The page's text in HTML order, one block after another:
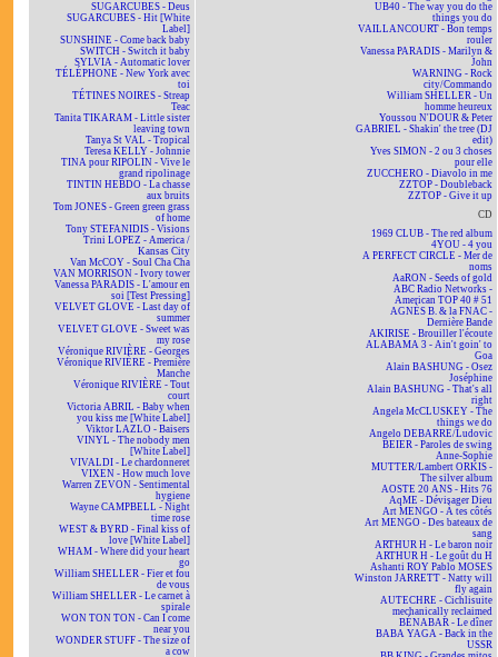
SUGARCUBES - Deus
SUGARCUBES - Hit [White
Label]
SUNSHINE - Come back baby
SWITCH - Switch it baby
SYLVIA - Automatic lover
TÉLÉPHONE - New York avec
toi
TÉTINES NOIRES - Streap
Teac
Tanita TIKARAM - Little sister
leaving town
Tanya St VAL - Tropical
Teresa KELLY - Johnnie
TINA pour RIPOLIN - Vive le
grand ripolinage
TINTIN HEBDO - La chasse
aux bruits
Tom JONES - Green green grass
of home
Tony STEFANIDIS - Visions
Trini LOPEZ - America /
Kansas City
Van McCOY - Soul Cha Cha
VAN MORRISON - Ivory tower
Vanessa PARADIS - L'amour en
soi [Test Pressing]
VELVET GLOVE - Last day of
summer
VELVET GLOVE - Sweet was
my rose
Véronique RIVIÈRE - Georges
Véronique RIVIÈRE - Première
Manche
Véronique RIVIÈRE - Tout
court
Victoria ABRIL - Baby when
you kiss me [White Label]
Viktor LAZLO - Baisers
VINYL - The nobody men
[White Label]
VIVALDI - Le chardonneret
VIXEN - How much love
Warren ZEVON - Sentimental
hygiene
Wayne CAMPBELL - Night
time rose
WEST & BYRD - Final kiss of
love [White Label]
WHAM - Where did your heart
go
William SHELLER - Fier et fou
de vous
William SHELLER - Le carnet à
spirale
WON TON TON - Can I come
near you
WONDER STUFF - The size of
a cow
UB40 - The way you do the
things you do
VAILLANCOURT - Bon temps
rouler
Vanessa PARADIS - Marilyn &
John
WARNING - Rock
city/Commando
William SHELLER - Un
homme heureux
Youssou N'DOUR & Peter
GABRIEL - Shakin' the tree (DJ
edit)
Yves SIMON - 2 ou 3 choses
pour elle
ZUCCHERO - Diavolo in me
ZZTOP - Doubleback
ZZTOP - Give it up
CD
1969 CLUB - The red album
4YOU - 4 you
A PERFECT CIRCLE - Mer de
noms
AaRON - Seeds of gold
ABC Radio Networks -
American TOP 40 # 51
AGNÈS B. & la FNAC -
Dernière Bande
AKIRISE - Brouiller l'écoute
ALABAMA 3 - Ain't goin' to
Goa
Alain BASHUNG - Osez
Joséphine
Alain BASHUNG - That's all
right
Angela McCLUSKEY - The
things we do
Angelo DEBARRE/Ludovic
BEIER - Paroles de swing
Anne-Sophie
MUTTER/Lambert ORKIS -
The silver album
AOSTE 20 ANS - Hits 76
AqME - Dévisager Dieu
Art MENGO - À tes côtés
Art MENGO - Des bateaux de
sang
ARTHUR H - Le baron noir
ARTHUR H - Le goût du H
Ashanti ROY Pablo MOSES
Winston JARRETT - Natty will
fly again
AUTECHRE - Cichlisuite
mechanically reclaimed
BÉNABAR - Le dîner
BABA YAGA - Back in the
USSR